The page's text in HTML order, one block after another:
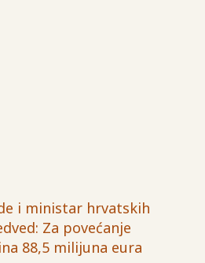
i ministar hrvatskih
Za povećanje
88,5 milijuna eura